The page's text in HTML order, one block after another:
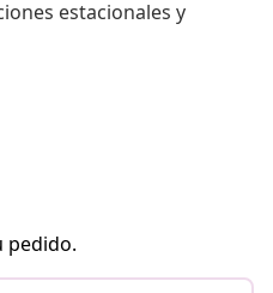
estacionales y
pedido.